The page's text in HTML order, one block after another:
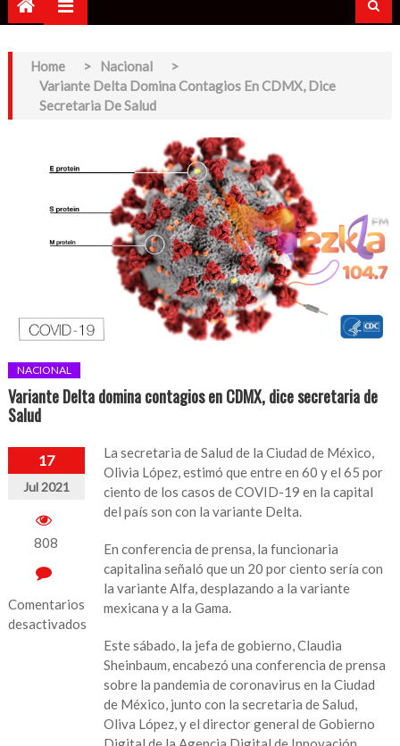
Home > Nacional
>
Variante Delta Domina Contagios En CDMX, Dice
Secretaria De Salud
NACIONAL
Variante Delta domina contagios en CDMX, dice secretaria de
Salud
17
Jul 2021
808
Comentarios
desactivados
La secretaria de Salud de la Ciudad de México,
Olivia López, estimó que entre en 60 y el 65 por
ciento de los casos de COVID-19 en la capital
del país son con la variante Delta.
En conferencia de prensa, la funcionaria
capitalina señaló que un 20 por ciento sería con
la variante Alfa, desplazando a la variante
mexicana y a la Gama.
Este sábado, la jefa de gobierno, Claudia
Sheinbaum, encabezó una conferencia de prensa
sobre la pandemia de coronavirus en la Ciudad
de México, junto con la secretaria de Salud,
Oliva López, y el director general de Gobierno